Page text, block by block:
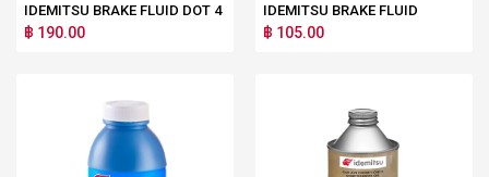
IDEMITSU BRAKE FLUID DOT 4
฿ 190.00
IDEMITSU BRAKE FLUID
฿ 105.00